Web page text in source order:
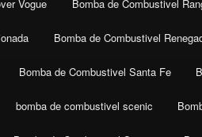
Vogue Bomba de Combustivel
Bomba de Combustivel
Bomba de Combustivel Santa Fe
bomba de combustivel scenic